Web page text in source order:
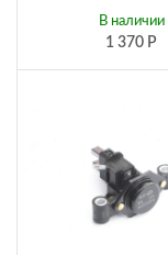
1 370 Р
В наличии